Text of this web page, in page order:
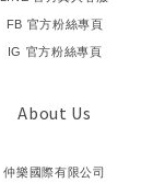
FB 官方粉絲專頁
IG 官方粉絲專頁
About Us
仲樂國際有限公司